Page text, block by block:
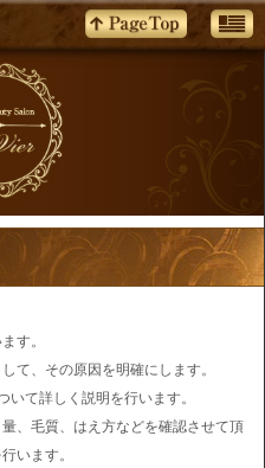
す。
て、その原因を明確にします。
いて詳しく説明を行います。
、毛質、はえ方などを確認させて頂
います。